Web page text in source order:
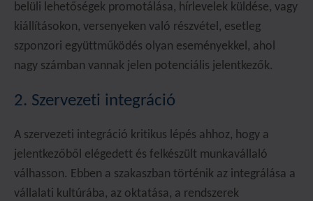
belüli lehetőségek promotálása, hírlevelek küldése, vagy
kiállításokon, versenyeken való részvétel, esetleg
szponzori együttműködés olyan eseményekkel, ahol
nagy számban vannak jelen potenciális jelentkezők.
2. Szervezeti integráció
A szervezeti integráció kritikus lépés ahhoz, hogy a
jelentkezőből elégedett és felkészült munkavállaló
válhasson. Ebben a szakaszban történik az integrálása a
vállalati kultúrába, az oktatása, a rendszerek